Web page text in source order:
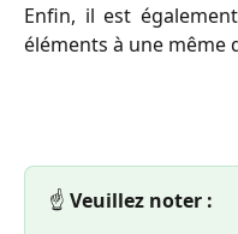
Enfin, il est
éléments à une même
☝️ Veuillez noter :